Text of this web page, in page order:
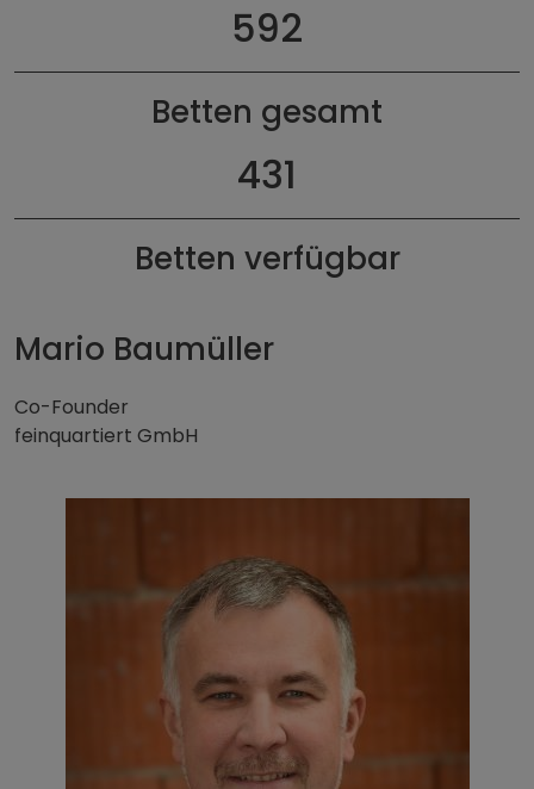
593
Betten gesamt
432
Betten verfügbar
Mario Baumüller
Co-Founder
feinquartiert GmbH